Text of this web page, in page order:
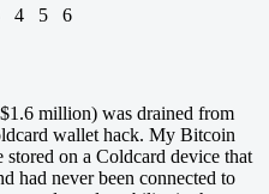
4 5 6
million) was drained from
wallet hack. My Bitcoin
on a Coldcard device that
had never been connected to